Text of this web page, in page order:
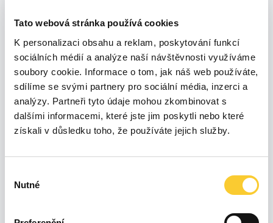
Tato webová stránka používá cookies
K personalizaci obsahu a reklam, poskytování funkcí
sociálních médií a analýze naší návštěvnosti využíváme
soubory cookie. Informace o tom, jak náš web používáte,
sdílíme se svými partnery pro sociální média, inzerci a
analýzy. Partneři tyto údaje mohou zkombinovat s
dalšími informacemi, které jste jim poskytli nebo které
získali v důsledku toho, že používáte jejich služby.
souhlasu
Nutné
400
800
1000